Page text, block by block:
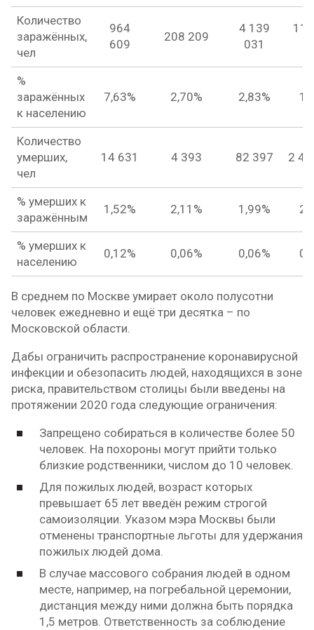
Количество
заражённых,
чел
964
609
208 209
4 139
031
%
заражённых
к населению
7,63% 2,70% 2,83%
Количество
умерших,
чел
14 631 4 393 82 397 2
% умерших к
заражённым
1,52% 2,11% 1,99%
% умерших к
населению
0,12% 0,06% 0,06%
В среднем по Москве умирает около полусотни
человек ежедневно и ещё три десятка – по
Московской области.
Дабы ограничить распространение коронавирусной
инфекции и обезопасить людей, находящихся в зоне
риска, правительством столицы были введены на
протяжении 2020 года следующие ограничения:
Запрещено собираться в количестве более 50
человек. На похороны могут прийти только
близкие родственники, числом до 10 человек.
Для пожилых людей, возраст которых
превышает 65 лет введён режим строгой
самоизоляции. Указом мэра Москвы были
отменены транспортные льготы для удержания
пожилых людей дома.
В случае массового собрания людей в одном
месте, например, на погребальной церемонии,
дистанция между ними должна быть порядка
1,5 метров. Ответственность за соблюдение